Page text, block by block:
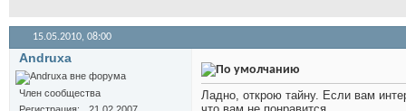
15.05.2010, 08:00
Andruxa
Член сообщества
Ладно, открою тайну. Если вам